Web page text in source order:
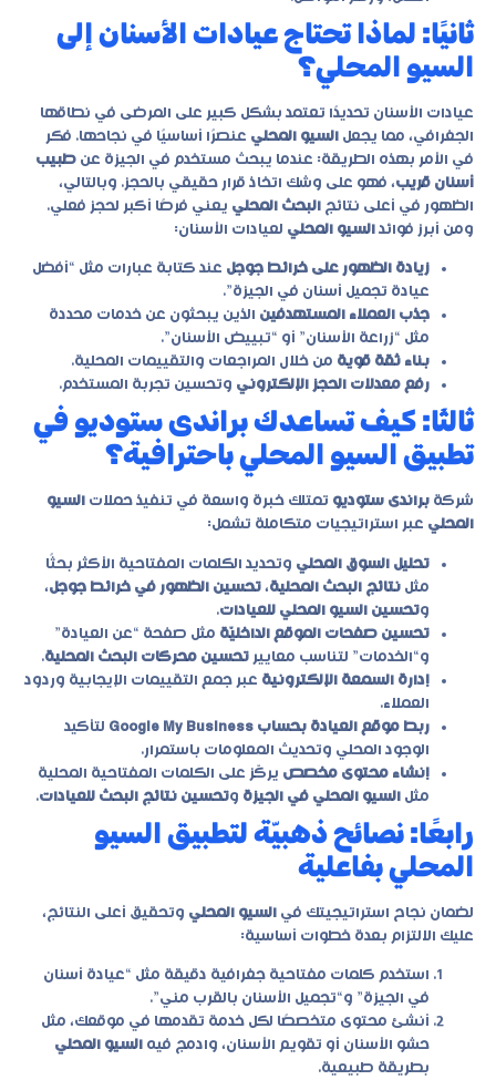
ثانيًا: لماذا تحتاج عيادات الأسنان إلى
السيو المحلي؟
عيادات الأسنان تحديدًا تعتمد بشكل كبير على المرضى في نطاقها
الجغرافي، مما يجعل السيو المحلي عنصرًا أساسيًا في نجاحها. فكر
في الأمر بهذه الطريقة: عندما يبحث مستخدم في الجيزة عن طبيب
أسنان قريب، فهو على وشك اتخاذ قرار حقيقي بالحجز. وبالتالي،
الظهور في أعلى نتائج البحث المحلي يعني فرصًا أكبر لحجز فعلي.
ومن أبرز فوائد السيو المحلي لعيادات الأسنان:
زيادة الظهور على خرائط جوجل عند كتابة عبارات مثل “أفضل
عيادة تجميل أسنان في الجيزة”.
جذب العملاء المستهدفين الذين يبحثون عن خدمات محددة
مثل “زراعة الأسنان” أو “تبييض الأسنان”.
بناء ثقة قوية من خلال المراجعات والتقييمات المحلية.
رفع معدلات الحجز الإلكتروني وتحسين تجربة المستخدم.
ثالثًا: كيف تساعدك براندى ستوديو في
تطبيق السيو المحلي باحترافية؟
شركة براندى ستوديو تمتلك خبرة واسعة في تنفيذ حملات السيو
المحلي عبر استراتيجيات متكاملة تشمل:
تحليل السوق المحلي وتحديد الكلمات المفتاحية الأكثر بحثًا
مثل نتائج البحث المحلية، تحسين الظهور في خرائط جوجل،
وتحسين السيو المحلي للعيادات.
تحسين صفحات الموقع الداخليّة مثل صفحة “عن العيادة”
و“الخدمات” لتناسب معايير تحسين محركات البحث المحلية.
إدارة السمعة الإلكترونية عبر جمع التقييمات الإيجابية وردود
العملاء.
ربط موقع العيادة بحساب Google My Business
لتأكيد
الوجود المحلي وتحديث المعلومات باستمرار.
إنشاء محتوى مخصص يركّز على الكلمات المفتاحية المحلية
مثل السيو المحلي في الجيزة وتحسين نتائج البحث للعيادات.
رابعًا: نصائح ذهبيّة لتطبيق السيو
المحلي بفاعلية
لضمان نجاح استراتيجيتك في السيو المحلي وتحقيق أعلى النتائج،
عليك الالتزام بعدة خطوات أساسية:
استخدم كلمات مفتاحية جغرافية دقيقة مثل “عيادة أسنان
في الجيزة” و“تجميل الأسنان بالقرب مني”.
أنشئ محتوى متخصصًا لكل خدمة تقدمها في موقعك، مثل
حشو الأسنان أو تقويم الأسنان، وادمج فيه السيو المحلي
بطريقة طبيعية.